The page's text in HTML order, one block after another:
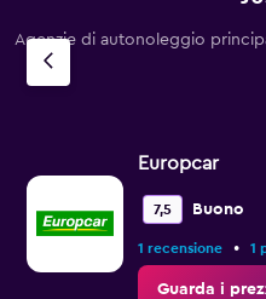
Agenzie di autonoleggio
Europcar
7,5 Buono
1 recensione • 1
Guarda i